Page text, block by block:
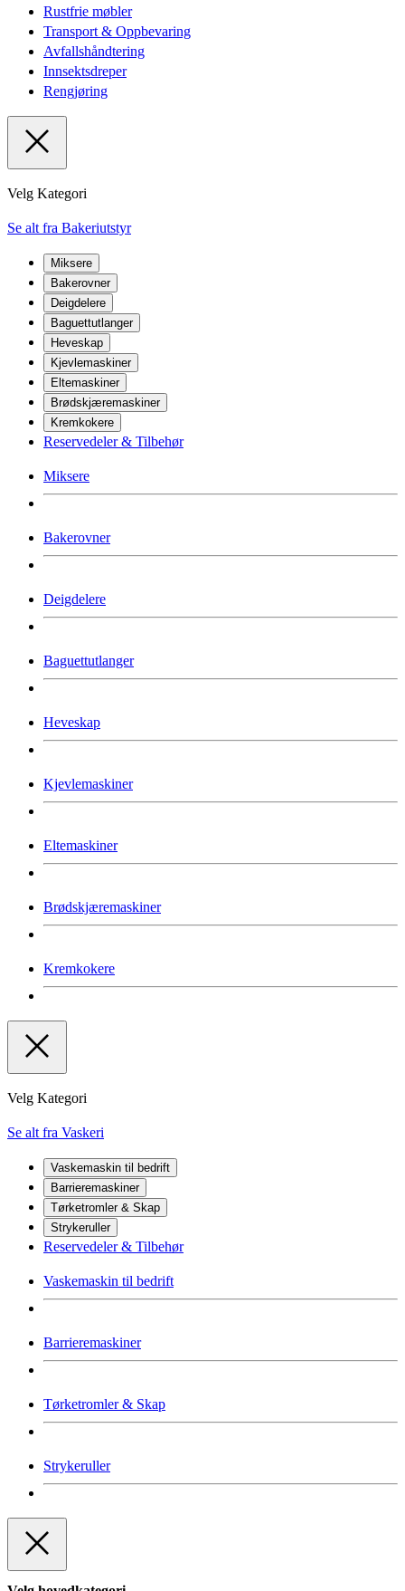
Rustfrie møbler
Transport & Oppbevaring
Avfallshåndtering
Innsektsdreper
Rengjøring
Velg Kategori
Se alt fra Bakeriutstyr
Miksere
Bakerovner
Deigdelere
Baguettutlanger
Heveskap
Kjevlemaskiner
Eltemaskiner
Brødskjæremaskiner
Kremkokere
Reservedeler & Tilbehør
Miksere
Bakerovner
Deigdelere
Baguettutlanger
Heveskap
Kjevlemaskiner
Eltemaskiner
Brødskjæremaskiner
Kremkokere
Velg Kategori
Se alt fra Vaskeri
Vaskemaskin til bedrift
Barrieremaskiner
Tørketromler & Skap
Strykeruller
Reservedeler & Tilbehør
Vaskemaskin til bedrift
Barrieremaskiner
Tørketromler & Skap
Strykeruller